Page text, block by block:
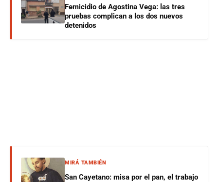
Femicidio de Agostina Vega: las tres
pruebas complican a los dos nuevos
detenidos
MIRÁ TAMBIÉN
San Cayetano: misa por el pan, el trabajo